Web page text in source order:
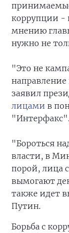
коррупции -
мнению
нужно не
"Это не
заявил
лицами в
"Интерфакс".
"Бороться
власти, в
порой, лица
вымогают
также идет
Путин.
Борьба с